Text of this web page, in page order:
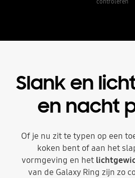
Slank en
en nacht
Of je nu zit te typen op een
koken bent of aan het
vormgeving en het
van de Galaxy Ring zijn zo